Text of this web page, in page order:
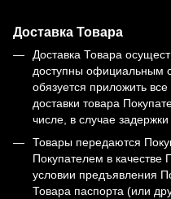
Доставка Товара
Доставка Товара
доступны официальным
обязуется приложить
доставки товара
числе, в случае
Товары передаются
Покупателем в качестве
условии предъявления
Товара паспорта (или